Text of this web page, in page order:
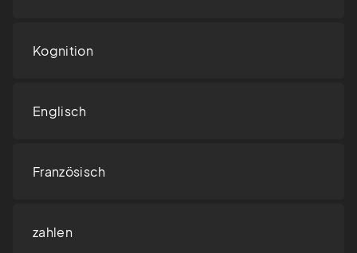
Kognition
Englisch
Französisch
zahlen